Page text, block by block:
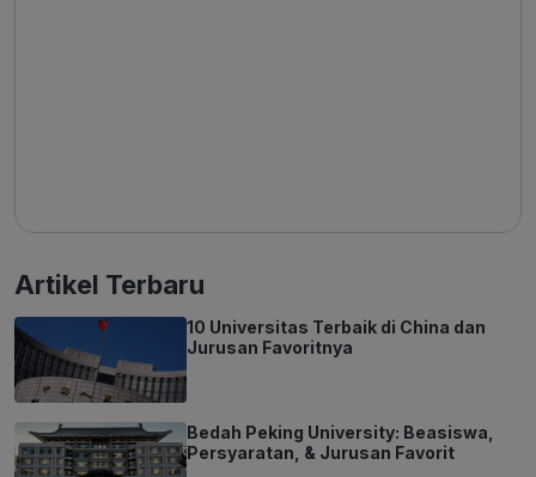
Artikel Terbaru
10 Universitas Terbaik di China dan
Jurusan Favoritnya
Bedah Peking University: Beasiswa,
Persyaratan, & Jurusan Favorit